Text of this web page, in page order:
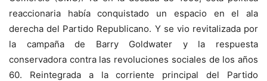
reaccionaria había conquistado un espacio en el ala
derecha del Partido Republicano. Y se vio revitalizada por
la campaña de Barry Goldwater y la respuesta
conservadora contra las revoluciones sociales de los años
60. Reintegrada a la corriente principal del Partido